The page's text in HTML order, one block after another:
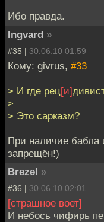
Ибо правда.
Ingvard »
#35 | 30.06.10 01:59
Кому: givrus, #33
> И где рец[и]
>
> Это сарказм?
При наличие бабла
запрещён!)
Brezel »
#36 | 30.06.10 02:01
[страшное воет]
И небось чифирь